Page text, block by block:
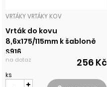
VRTÁKY VRTÁKY KOV
Vrták do kovu
8,6x175/115mm k šabloně
S916
na dotaz 256 Kč
ks